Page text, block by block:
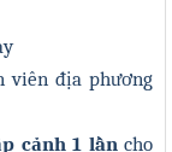
viên địa phương
cảnh 1 lần cho